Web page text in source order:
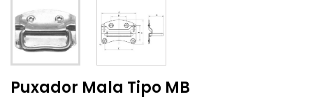
Puxador Mala Tipo MB